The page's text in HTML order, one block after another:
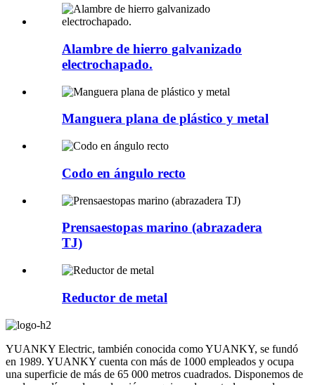
Alambre de hierro galvanizado
electrochapado.
Manguera plana de plástico y metal
Codo en ángulo recto
Prensaestopas marino (abrazadera
TJ)
Reductor de metal
YUANKY Electric, también conocida como YUANKY, se fundó
en 1989. YUANKY cuenta con más de 1000 empleados y ocupa
una superficie de más de 65 000 metros cuadrados. Disponemos de